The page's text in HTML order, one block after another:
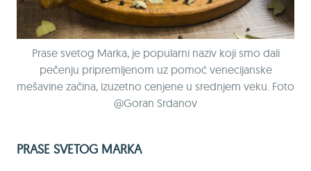
Prase svetog Marka, je popularni naziv koji smo dali
pečenju pripremljenom uz pomoć venecijanske
mešavine začina, izuzetno cenjene u srednjem veku. Foto
@Goran Srdanov
PRASE SVETOG MARKA